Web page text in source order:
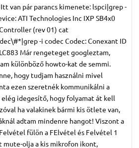
van pár parancs kimenete: lspci|grep -
ATI Technologies Inc IXP SB4x0
(rev 01) cat
-i codec Codec: Conexant ID
Már rengeteget googleztam,
különböző howto-kat de semmi.
hogy tudjam használni mivel
ezen szeretnék kommunikálni a
elég idegesítő, hogy folyamat át kell
ha valakinek bármi kis ötlete van,
adtam mindenre hangot! Viszont a
fülön a FElvétel és Felvétel 1
mute-olja a kis mikrofon ikont,